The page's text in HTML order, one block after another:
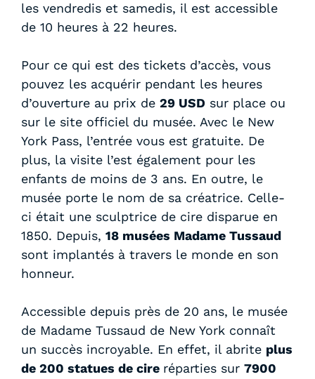
les vendredis et samedis, il est accessible
de 10 heures à 22 heures.
Pour ce qui est des tickets d’accès, vous
pouvez les acquérir pendant les heures
d’ouverture au prix de 29 USD sur place ou
sur le site officiel du musée. Avec le New
York Pass, l’entrée vous est gratuite. De
plus, la visite l’est également pour les
enfants de moins de 3 ans. En outre, le
musée porte le nom de sa créatrice. Celle-
ci était une sculptrice de cire disparue en
1850. Depuis, 18 musées Madame Tussaud
sont implantés à travers le monde en son
honneur.
Accessible depuis près de 20 ans, le musée
de Madame Tussaud de New York connaît
un succès incroyable. En effet, il abrite plus
de 200 statues de cire réparties sur 7900